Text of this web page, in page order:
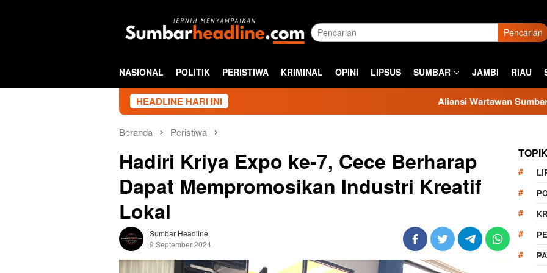
Pencarian
NASIONAL POLITIK PERISTIWA KRIMINAL OPINI LIPSUS SUMBAR JAMBI RIAU
HEADLINE HARI INI Aliansi Wartawan Sumbar Kecam Sikap
Beranda Peristiwa
Hadiri Kriya Expo ke-7, Cece Berharap
Dapat Mempromosikan Industri Kreatif
Lokal
Sumbar Headline
9 September 2024